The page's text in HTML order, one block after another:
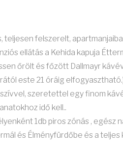
teljesen felszerelt,
ellátás a Kehida kapuja
őrölt és főzött Dallmayr
este 21 óráig
szívvel, szeretettel egy finom
idő kell..
1db piros zónás , egész
és Élményfürdőbe és a